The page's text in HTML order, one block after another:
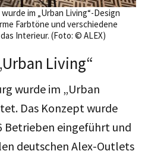
im „Urban Living“-Design
Farbtöne und verschiedene
Interieur. (Foto: © ALEX)
Living“
wurde im „Urban
Das Konzept wurde
Betrieben eingeführt und
deutschen Alex-Outlets